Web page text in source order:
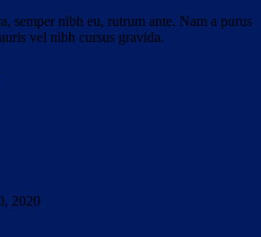
semper nibh eu, rutrum ante. Nam a purus
vel nibh cursus gravida.
2020